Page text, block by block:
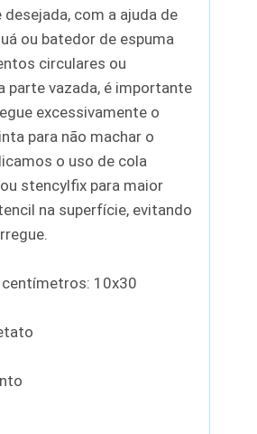
com a ajuda de
ou batedor de espuma
circulares ou
parte vazada, é importante
excessivamente o
para não machar o
o uso de cola
stencylfix para maior
na superfície, evitando
10x30